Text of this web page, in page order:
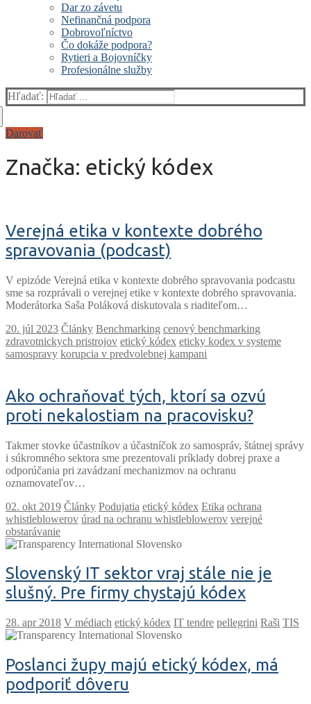
Dar zo závetu
Nefinančná podpora
Dobrovoľníctvo
Čo dokáže podpora?
Rytieri a Bojovníčky
Profesionálne služby
Hľadať:
Darovať
Značka: etický kódex
Verejná etika v kontexte dobrého
spravovania (podcast)
V epizóde Verejná etika v kontexte dobrého spravovania podcastu
sme sa rozprávali o verejnej etike v kontexte dobrého spravovania.
Moderátorka Saša Poláková diskutovala s riaditeľom…
Články Benchmarking cenový benchmarking
zdravotnickych pristrojov etický kódex eticky kodex v systeme
samospravy korupcia v predvolebnej kampani
Ako ochraňovať tých, ktorí sa ozvú
proti nekalostiam na pracovisku?
Takmer stovke účastníkov a účastníčok zo samospráv, štátnej správy
i súkromného sektora sme prezentovali príklady dobrej praxe a
odporúčania pri zavádzaní mechanizmov na ochranu
oznamovateľov…
Články Podujatia etický kódex Etika ochrana
whistleblowerov úrad na ochranu whistleblowerov verejné
obstarávanie
Slovenský IT sektor vraj stále nie je
slušný. Pre firmy chystajú kódex
V médiach etický kódex IT tendre pellegrini Raši TIS
Poslanci župy majú etický kódex, má
podporiť dôveru